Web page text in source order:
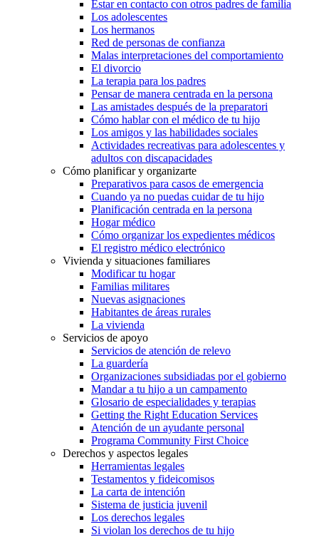
Estar en contacto con otros padres de familia
Los adolescentes
Los hermanos
Red de personas de confianza
Malas interpretaciones del comportamiento
El divorcio
La terapia para los padres
Pensar de manera centrada en la persona
Las amistades después de la preparatori
Cómo hablar con el médico de tu hijo
Los amigos y las habilidades sociales
Actividades recreativas para adolescentes y
adultos con discapacidades
Cómo planificar y organizarte
Preparativos para casos de emergencia
Cuando ya no puedas cuidar de tu hijo
Planificación centrada en la persona
Hogar médico
Cómo organizar los expedientes médicos
El registro médico electrónico
Vivienda y situaciones familiares
Modificar tu hogar
Familias militares
Nuevas asignaciones
Habitantes de áreas rurales
La vivienda
Servicios de apoyo
Servicios de atención de relevo
La guardería
Organizaciones subsidiadas por el gobierno
Mandar a tu hijo a un campamento
Glosario de especialidades y terapias
Getting the Right Education Services
Atención de un ayudante personal
Programa Community First Choice
Derechos y aspectos legales
Herramientas legales
Testamentos y fideicomisos
La carta de intención
Sistema de justicia juvenil
Los derechos legales
Si violan los derechos de tu hijo